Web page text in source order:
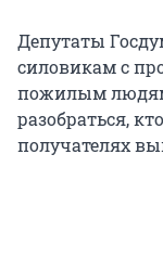
Депутаты
силовикам с
пожилым
разобраться,
получателях